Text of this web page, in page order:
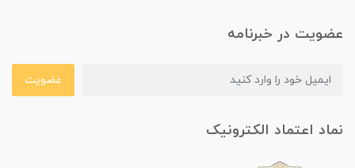
عضویت در خبرنامه
عضویت
نماد اعتماد الکترونیک